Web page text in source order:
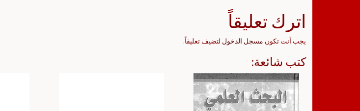
اترك تعليقاً
يجب أنت تكون مسجل الدخول لتضيف تعليقاً.
كتب شائعة: